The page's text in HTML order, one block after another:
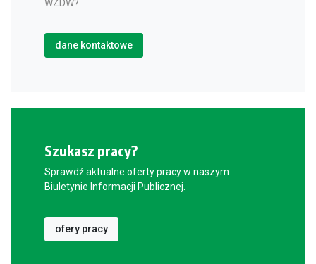
WZDW?
dane kontaktowe
Szukasz pracy?
Sprawdź aktualne oferty pracy w naszym
Biuletynie Informacji Publicznej.
ofery pracy